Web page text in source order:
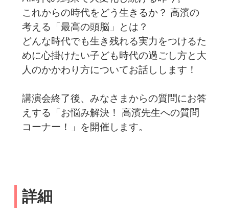
これからの時代をどう生きるか？ 高濱の
考える「最高の頭脳」とは？
どんな時代でも生き残れる実力をつけるた
めに心掛けたい子ども時代の過ごし方と大
人のかかわり方についてお話しします！
講演会終了後、みなさまからの質問にお答
えする「お悩み解決！ 高濱先生への質問
コーナー！」を開催します。
詳細